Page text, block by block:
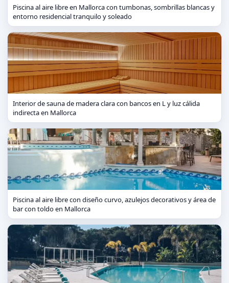
Piscina al aire libre en Mallorca con tumbonas, sombrillas blancas y
entorno residencial tranquilo y soleado
Interior de sauna de madera clara con bancos en L y luz cálida
indirecta en Mallorca
Piscina al aire libre con diseño curvo, azulejos decorativos y área de
bar con toldo en Mallorca